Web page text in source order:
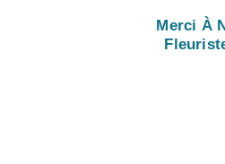
Merci À